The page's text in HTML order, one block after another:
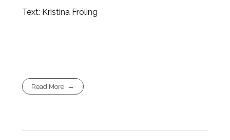
Text: Kristina Fröling
Read More